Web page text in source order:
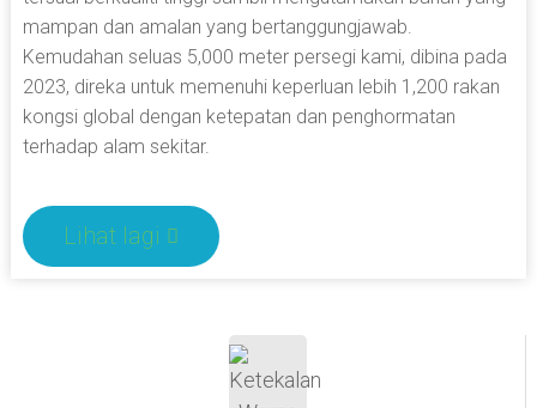
mampan dan amalan yang bertanggungjawab.
Kemudahan seluas 5,000 meter persegi kami, dibina pada
2023, direka untuk memenuhi keperluan lebih 1,200 rakan
kongsi global dengan ketepatan dan penghormatan
terhadap alam sekitar.
Lihat lagi